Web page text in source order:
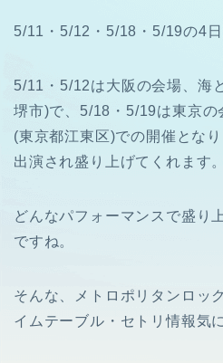
5/11・5/12・5/18・5/19の4日
5/11・5/12は大阪の会場、海
堺市)で、5/18・5/19は東京の
(東京都江東区)での開催とな
出演され盛り上げてくれます。
どんなパフォーマンスで盛り
ですね。
そんな、メトロポリタンロッ
イムテーブル・セトリ情報気